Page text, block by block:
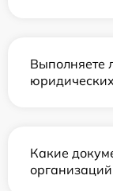
Выполняете
Какие